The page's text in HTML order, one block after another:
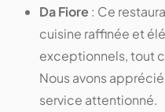
Da Fiore: Ce
cuisine raffinée et
exceptionnels, tout
Nous avons
service attentionné.